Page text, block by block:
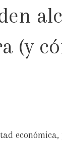
(y
económica,